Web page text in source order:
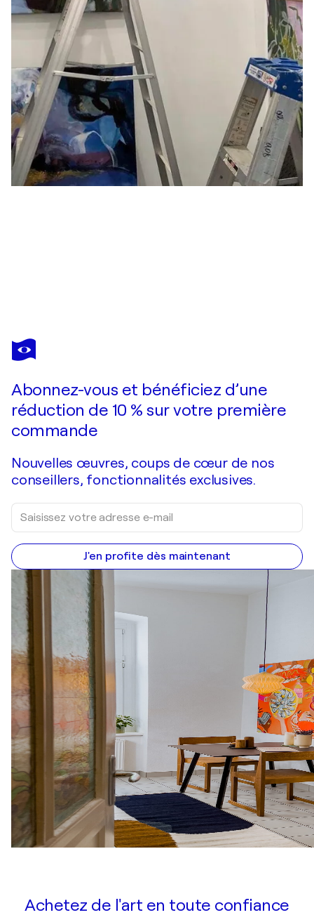
JULIA
HACKER
Je passe commande
Abonnez-vous et bénéficiez d’une
réduction de 10 % sur votre première
commande
Nouvelles œuvres, coups de cœur de nos
conseillers, fonctionnalités exclusives.
J'en profite dès maintenant
Achetez de l'art en toute confiance